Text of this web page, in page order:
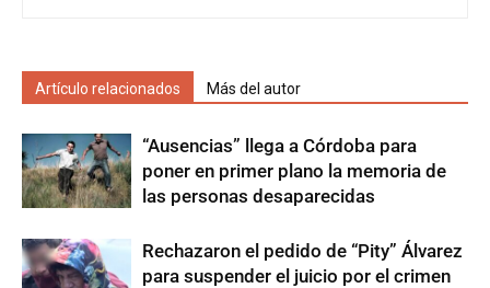
Artículo relacionados Más del autor
“Ausencias” llega a Córdoba para
poner en primer plano la memoria de
las personas desaparecidas
Rechazaron el pedido de “Pity” Álvarez
para suspender el juicio por el crimen